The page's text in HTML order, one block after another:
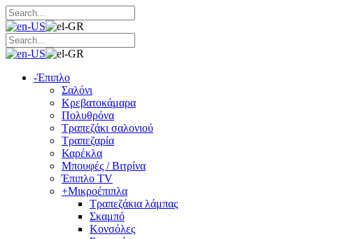
-Έπιπλο
Σαλόνι
Κρεβατοκάμαρα
Πολυθρόνα
Τραπεζάκι σαλονιού
Τραπεζαρία
Καρέκλα
Μπουφές / Βιτρίνα
Έπιπλο TV
+Μικροέπιπλα
Τραπεζάκια λάμπας
Σκαμπό
Κονσόλες